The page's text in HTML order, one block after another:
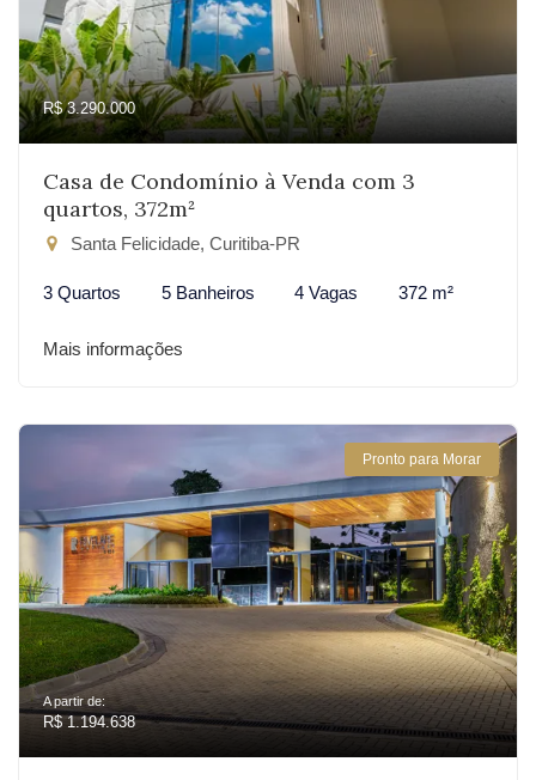
R$ 3.290.000
Casa de Condomínio à Venda com 3
quartos, 372m²
Santa Felicidade, Curitiba-PR
3 Quartos 5 Banheiros 4 Vagas 372 m²
Mais informações
Pronto para Morar
A partir de:
R$ 1.194.638